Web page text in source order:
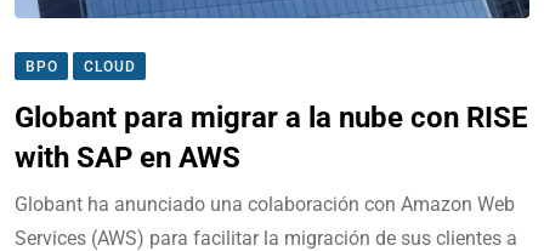
BPO CLOUD
Globant para migrar a la nube con RISE
with SAP en AWS
Globant ha anunciado una colaboración con Amazon Web
Services (AWS) para facilitar la migración de sus clientes a